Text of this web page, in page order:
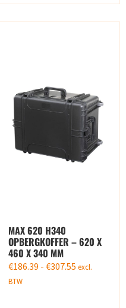
MAX 620 H340
OPBERGKOFFER – 620 X
460 X 340 MM
€186.39 - €307.55 excl.
BTW